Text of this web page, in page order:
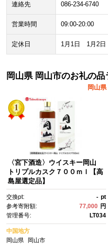
連絡先 086-234-6740
営業時間 09:00-20:00
定休日 1月1日 1月2日
岡山県 岡山市のお礼の
岡山
〈宮下酒造〉ウイスキー岡山
トリプルカスク７００ｍｌ【高
島屋選定品】
交換pt: - pt
参考寄附額:
77,000 円
管理番号:
LT034
中国地方
岡山県
岡山市